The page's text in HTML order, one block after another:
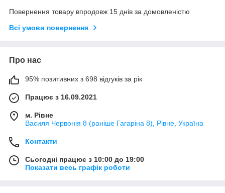
Повернення товару впродовж 15 днів за домовленістю
Всі умови повернення
Про нас
95% позитивних з 698 відгуків за рік
Працює з 16.09.2021
м. Рівне
Василя Червонія 8 (раніше Гагаріна 8), Рівне, Україна
Контакти
Сьогодні працює з 10:00 до 19:00
Показати весь графік роботи